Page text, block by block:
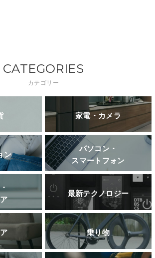
CATEGORIES
カテゴリー
家電・カメラ
ン
パソコン・
スマートフォン
最新テクノロジー
乗り物